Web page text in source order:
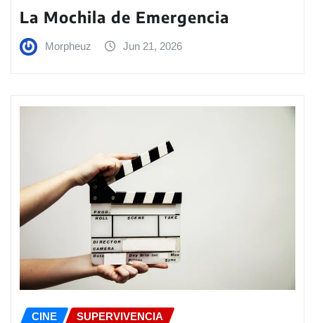
La Mochila de Emergencia
Morpheuz Jun 21, 2026
CINE SUPERVIVENCIA